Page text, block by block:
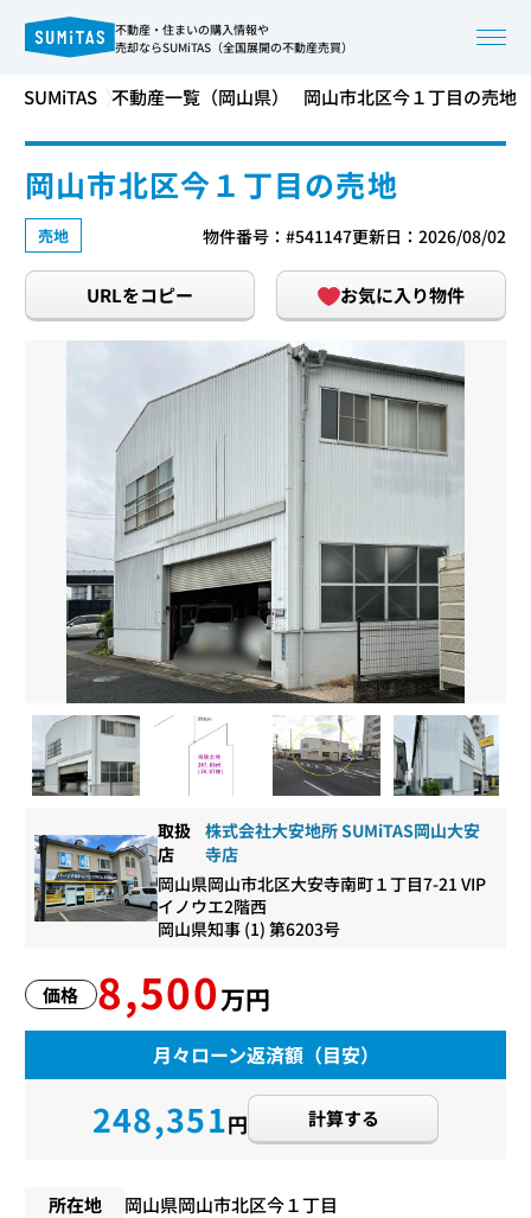
不動産・住まいの購入情報や
売却ならSUMiTAS（全国展開の不動産売買）
SUMiTAS 不動産一覧（岡山県） 岡山市北区今１丁目の売地
岡山市北区今１丁目の売地
売地 物件番号：#541147更新日：2026/08/02
URLをコピー お気に入り物件
取扱
店
株式会社大安地所 SUMiTAS岡山大安
寺店
岡山県岡山市北区大安寺南町１丁目7-21 VIP
イノウエ2階西
岡山県知事 (1) 第6203号
価格 8,500万円
月々ローン返済額（目安）
248,351円 計算する
所在地
岡山県岡山市北区今１丁目